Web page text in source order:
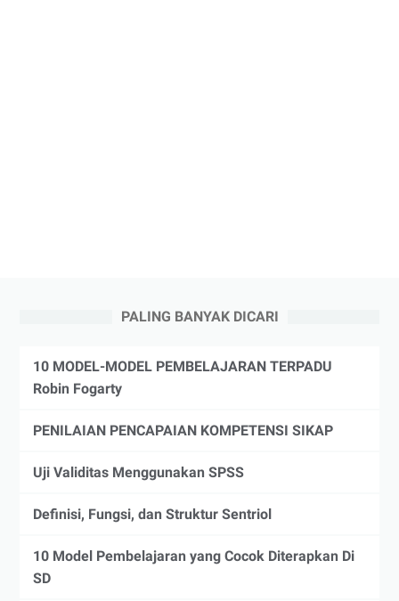
PALING BANYAK DICARI
10 MODEL-MODEL PEMBELAJARAN TERPADU
Robin Fogarty
PENILAIAN PENCAPAIAN KOMPETENSI SIKAP
Uji Validitas Menggunakan SPSS
Definisi, Fungsi, dan Struktur Sentriol
10 Model Pembelajaran yang Cocok Diterapkan Di
SD